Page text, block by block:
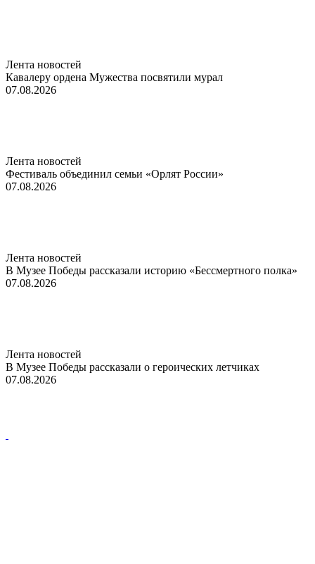
Лента новостей
Кавалеру ордена Мужества посвятили мурал
07.08.2026
Лента новостей
Фестиваль объединил семьи «Орлят России»
07.08.2026
Лента новостей
В Музее Победы рассказали историю «Бессмертного полка»
07.08.2026
Лента новостей
В Музее Победы рассказали о героических летчиках
07.08.2026